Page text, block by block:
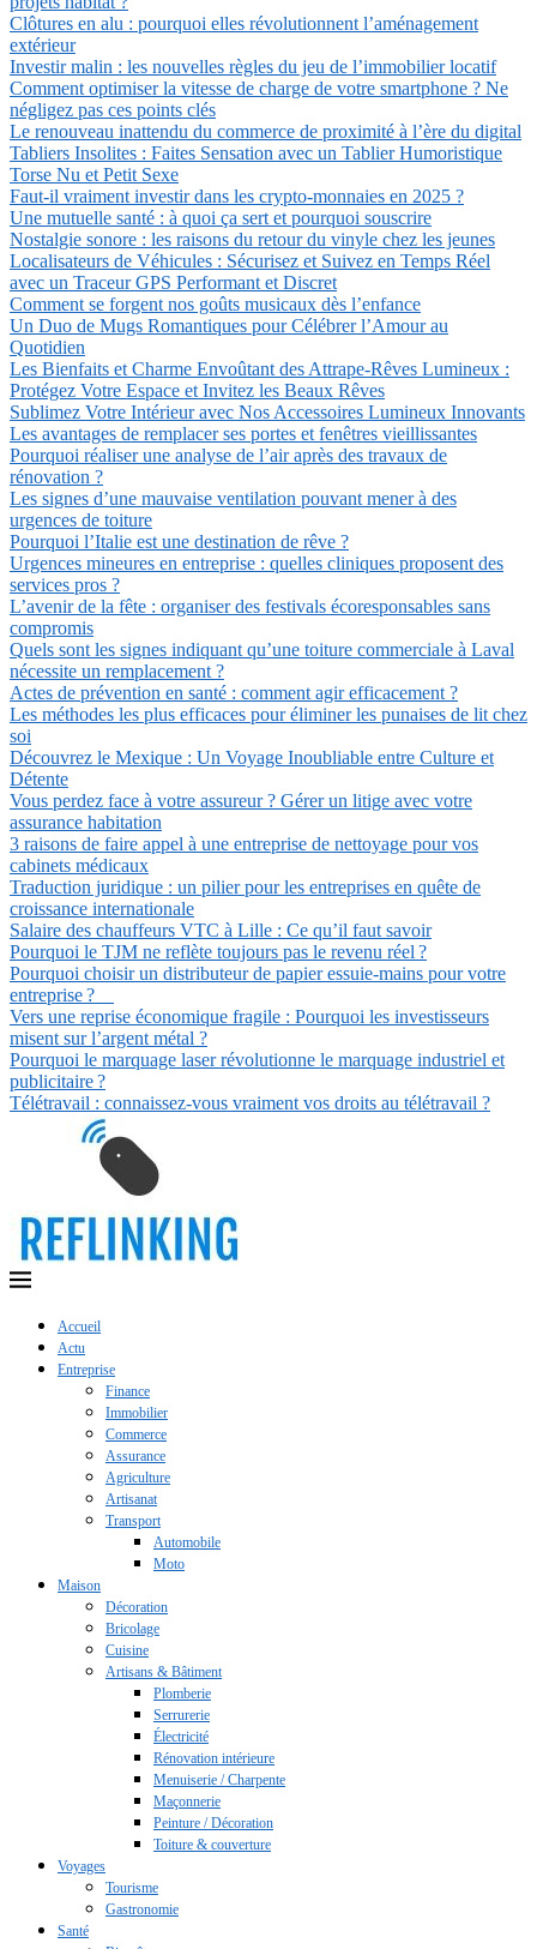
Clôtures en alu : pourquoi elles révolutionnent l’aménagement
extérieur
Investir malin : les nouvelles règles du jeu de l’immobilier locatif
Comment optimiser la vitesse de charge de votre smartphone ? Ne
négligez pas ces points clés
Le renouveau inattendu du commerce de proximité à l’ère du digital
Tabliers Insolites : Faites Sensation avec un Tablier Humoristique
Torse Nu et Petit Sexe
Faut-il vraiment investir dans les crypto-monnaies en 2025 ?
Une mutuelle santé : à quoi ça sert et pourquoi souscrire
Nostalgie sonore : les raisons du retour du vinyle chez les jeunes
Localisateurs de Véhicules : Sécurisez et Suivez en Temps Réel
avec un Traceur GPS Performant et Discret
Comment se forgent nos goûts musicaux dès l’enfance
Un Duo de Mugs Romantiques pour Célébrer l’Amour au
Quotidien
Les Bienfaits et Charme Envoûtant des Attrape-Rêves Lumineux :
Protégez Votre Espace et Invitez les Beaux Rêves
Sublimez Votre Intérieur avec Nos Accessoires Lumineux Innovants
Les avantages de remplacer ses portes et fenêtres vieillissantes
Pourquoi réaliser une analyse de l’air après des travaux de
rénovation ?
Les signes d’une mauvaise ventilation pouvant mener à des
urgences de toiture
Pourquoi l’Italie est une destination de rêve ?
Urgences mineures en entreprise : quelles cliniques proposent des
services pros ?
L’avenir de la fête : organiser des festivals écoresponsables sans
compromis
Quels sont les signes indiquant qu’une toiture commerciale à Laval
nécessite un remplacement ?
Actes de prévention en santé : comment agir efficacement ?
Les méthodes les plus efficaces pour éliminer les punaises de lit chez
soi
Découvrez le Mexique : Un Voyage Inoubliable entre Culture et
Détente
Vous perdez face à votre assureur ? Gérer un litige avec votre
assurance habitation
3 raisons de faire appel à une entreprise de nettoyage pour vos
cabinets médicaux
Traduction juridique : un pilier pour les entreprises en quête de
croissance internationale
Salaire des chauffeurs VTC à Lille : Ce qu’il faut savoir
Pourquoi le TJM ne reflète toujours pas le revenu réel ?
Pourquoi choisir un distributeur de papier essuie-mains pour votre
entreprise ?
Vers une reprise économique fragile : Pourquoi les investisseurs
misent sur l’argent métal ?
Pourquoi le marquage laser révolutionne le marquage industriel et
publicitaire ?
Télétravail : connaissez-vous vraiment vos droits au télétravail ?
Accueil
Actu
Entreprise
Finance
Immobilier
Commerce
Assurance
Agriculture
Artisanat
Transport
Automobile
Moto
Maison
Décoration
Bricolage
Cuisine
Artisans & Bâtiment
Plomberie
Serrurerie
Électricité
Rénovation intérieure
Menuiserie / Charpente
Maçonnerie
Peinture / Décoration
Toiture & couverture
Voyages
Tourisme
Gastronomie
Santé